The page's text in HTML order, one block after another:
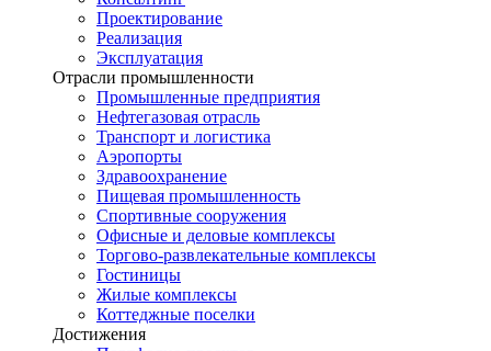
Проектирование
Реализация
Эксплуатация
Отрасли промышленности
Промышленные предприятия
Нефтегазовая отрасль
Транспорт и логистика
Аэропорты
Здравоохранение
Пищевая промышленность
Спортивные сооружения
Офисные и деловые комплексы
Торгово-развлекательные комплексы
Гостиницы
Жилые комплексы
Коттеджные поселки
Достижения